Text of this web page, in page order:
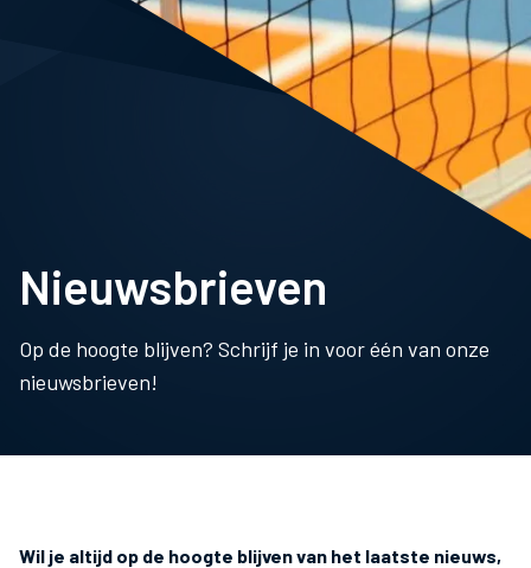
Nieuwsbrieven
Op de hoogte blijven? Schrijf je in voor één van onze
nieuwsbrieven!
Wil je altijd op de hoogte blijven van het laatste nieuws,